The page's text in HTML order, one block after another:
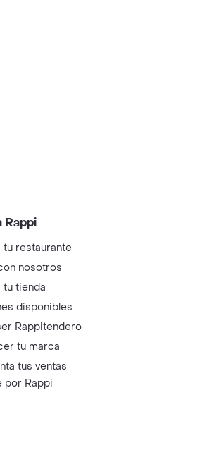
Rappi
tu restaurante
nosotros
tu tienda
disponibles
Rappitendero
tu marca
tus ventas
por Rappi